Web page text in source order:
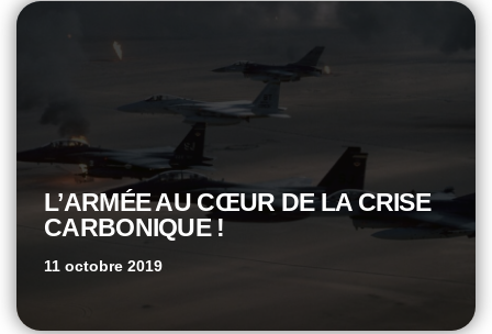
L’ARMÉE AU CŒUR DE LA CRISE
CARBONIQUE !
11 octobre 2019